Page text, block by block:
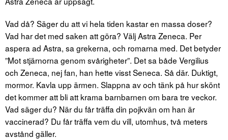
Vad då? Säger du att vi hela tiden kastar en massa doser?
Vad har det med saken att göra? Välj Astra Zeneca. Per
aspera ad Astra, sa grekerna, och romarna med. Det betyder
”Mot stjärnorna genom svårigheter”. Det sa både Vergilius
och Zeneca, nej fan, han hette visst Seneca. Så där. Duktigt,
mormor. Kavla upp ärmen. Slappna av och tänk på hur skönt
det kommer att bli att krama barnbarnen om bara tre veckor.
Vad säger du? När du får träffa din pojkvän om han är
vaccinerad? Du får träffa vem du vill, utomhus, två meters
avstånd gäller.